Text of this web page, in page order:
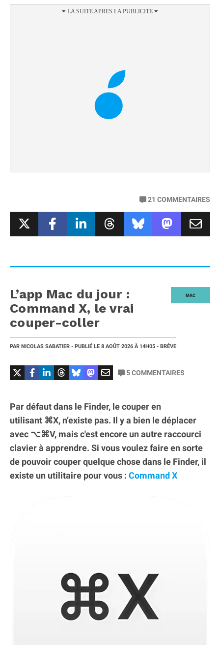
21 COMMENTAIRES
MAC
L’app Mac du jour :
Command X, le vrai
couper-coller
PAR NICOLAS SABATIER - PUBLIÉ LE 8 AOÛT 2026 À 14H05 - BRÈVE
5COMMENTAIRES
Par défaut dans le Finder, le couper en
utilisant ⌘X, n’existe pas. Il y a bien le déplacer
avec ⌥⌘V, mais c'est encore un autre raccourci
clavier à apprendre. Si vous voulez faire en sorte
de pouvoir couper quelque chose dans le Finder, il
existe un utilitaire pour vous : Command X